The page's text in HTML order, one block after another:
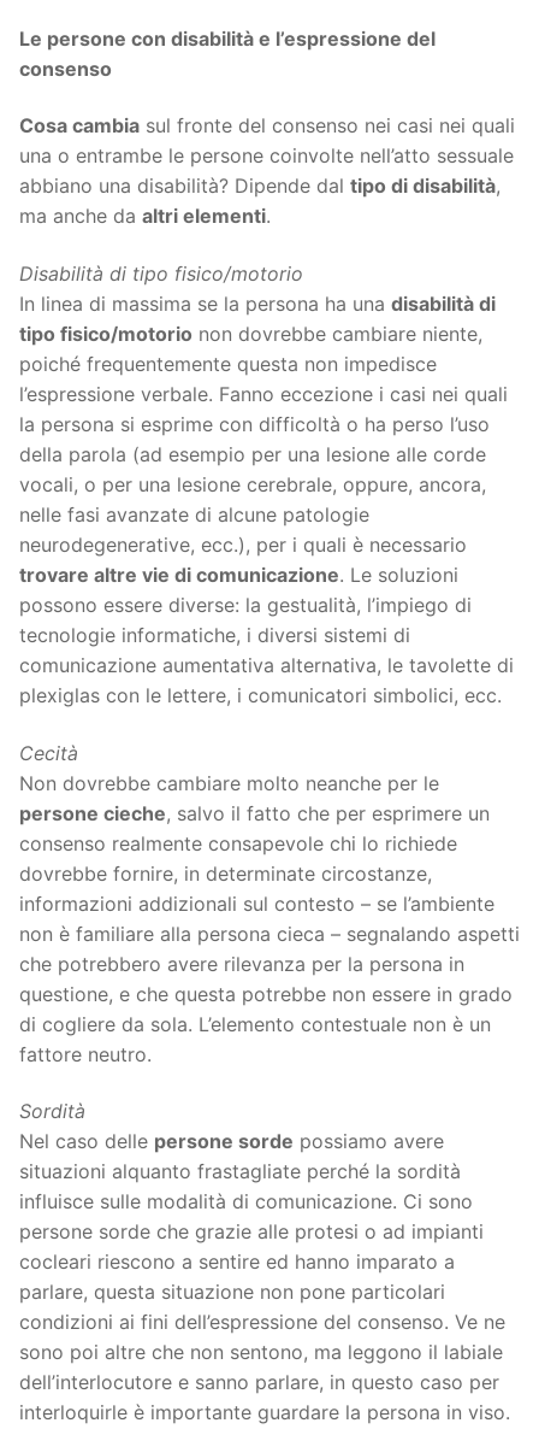
Le persone con disabilità e l’espressione del
consenso
Cosa cambia sul fronte del consenso nei casi nei quali
una o entrambe le persone coinvolte nell’atto sessuale
abbiano una disabilità? Dipende dal tipo di disabilità,
ma anche da altri elementi.
Disabilità di tipo fisico/motorio
In linea di massima se la persona ha una disabilità di
tipo fisico/motorio non dovrebbe cambiare niente,
poiché frequentemente questa non impedisce
l’espressione verbale. Fanno eccezione i casi nei quali
la persona si esprime con difficoltà o ha perso l’uso
della parola (ad esempio per una lesione alle corde
vocali, o per una lesione cerebrale, oppure, ancora,
nelle fasi avanzate di alcune patologie
neurodegenerative, ecc.), per i quali è necessario
trovare altre vie di comunicazione. Le soluzioni
possono essere diverse: la gestualità, l’impiego di
tecnologie informatiche, i diversi sistemi di
comunicazione aumentativa alternativa, le tavolette di
plexiglas con le lettere, i comunicatori simbolici, ecc.
Cecità
Non dovrebbe cambiare molto neanche per le
persone cieche, salvo il fatto che per esprimere un
consenso realmente consapevole chi lo richiede
dovrebbe fornire, in determinate circostanze,
informazioni addizionali sul contesto – se l’ambiente
non è familiare alla persona cieca – segnalando aspetti
che potrebbero avere rilevanza per la persona in
questione, e che questa potrebbe non essere in grado
di cogliere da sola. L’elemento contestuale non è un
fattore neutro.
Sordità
Nel caso delle persone sorde possiamo avere
situazioni alquanto frastagliate perché la sordità
influisce sulle modalità di comunicazione. Ci sono
persone sorde che grazie alle protesi o ad impianti
cocleari riescono a sentire ed hanno imparato a
parlare, questa situazione non pone particolari
condizioni ai fini dell’espressione del consenso. Ve ne
sono poi altre che non sentono, ma leggono il labiale
dell’interlocutore e sanno parlare, in questo caso per
interloquirle è importante guardare la persona in viso.